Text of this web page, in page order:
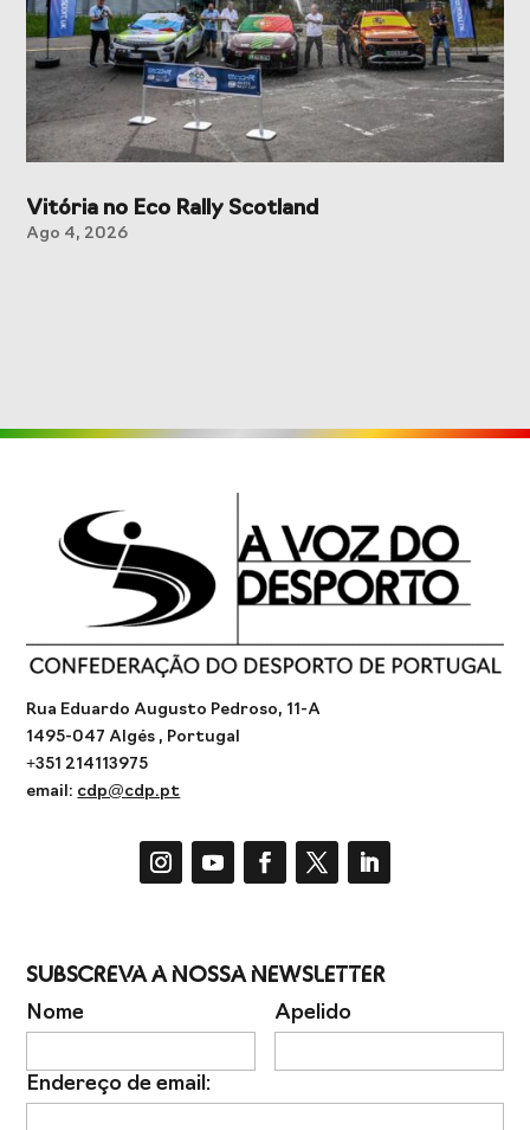
Vitória no Eco Rally Scotland
Ago 4, 2026
Rua Eduardo Augusto Pedroso, 11-A
1495-047 Algés , Portugal
+351 214113975
email: cdp@cdp.pt
Subscreva a Nossa Newsletter
Nome Apelido
Endereço de email: